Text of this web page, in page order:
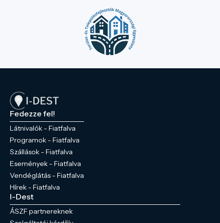
Fedezze fel!
Látnivalók - Fiatfalva
Programok - Fiatfalva
Szállások - Fiatfalva
Események - Fiatfalva
Vendéglátás - Fiatfalva
Hírek - Fiatfalva
I-Dest
ÁSZF partnereknek